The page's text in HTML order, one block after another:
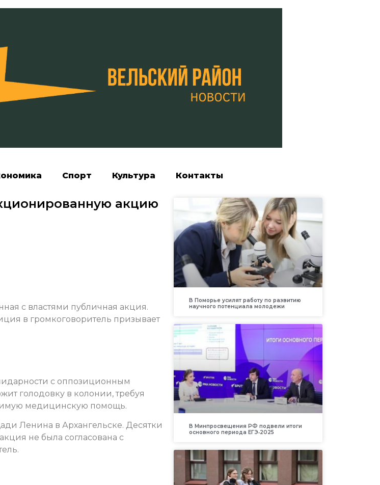
Спорт Культура Контакты
акцию
с властями публичная акция.
в громкоговоритель призывает
с оппозиционным
голодовку в колонии, требуя
медицинскую помощь.
Ленина в Архангельске. Десятки
не была согласована с
В Поморье усилят работу по развитию
научного потенциала молодежи
В Минпросвещения РФ подвели итоги
основного периода ЕГЭ‑2025